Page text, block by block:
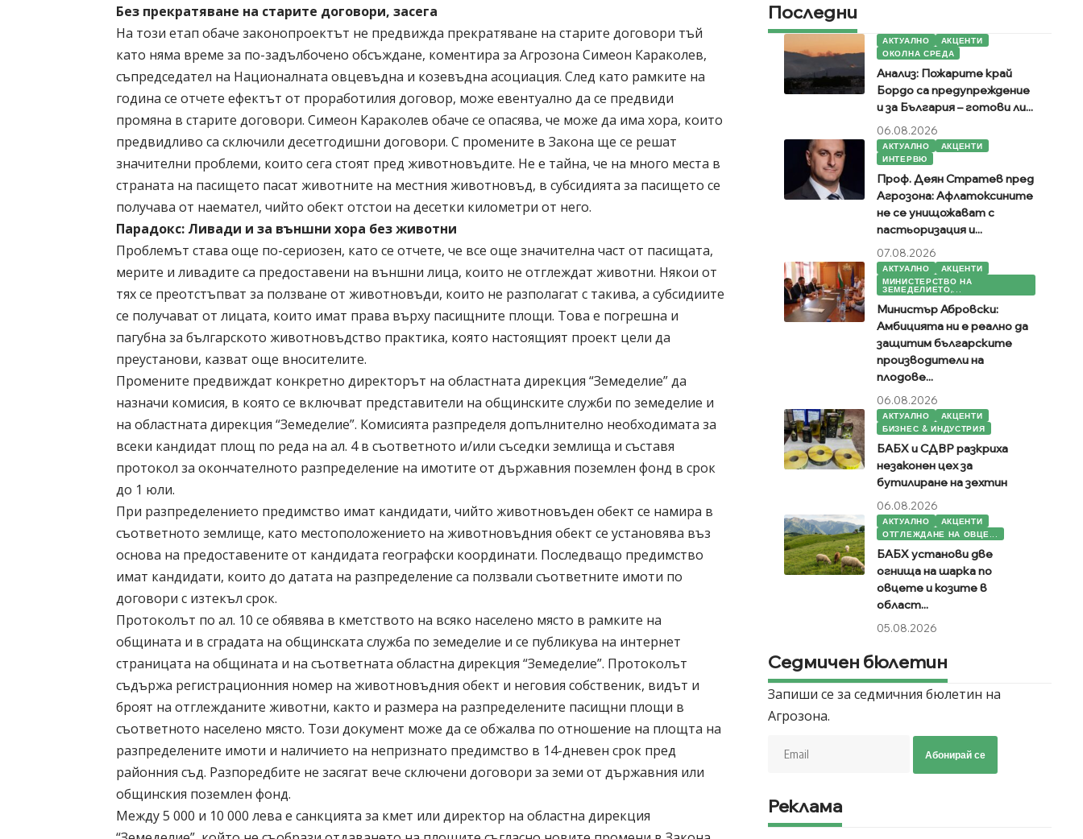
Без прекратяване на старите договори, засега
На този етап обаче законопроектът не предвижда прекратяване на старите договори тъй
като няма време за по-задълбочено обсъждане, коментира за Агрозона Симеон Караколев,
съпредседател на Националната овцевъдна и козевъдна асоциация. След като рамките на
година се отчете ефектът от проработилия договор, може евентуално да се предвиди
промяна в старите договори. Симеон Караколев обаче се опасява, че може да има хора, които
предвидливо са сключили десетгодишни договори. С промените в Закона ще се решат
значителни проблеми, които сега стоят пред животновъдите. Не е тайна, че на много места в
страната на пасището пасат животните на местния животновъд, в субсидията за пасището се
получава от наемател, чийто обект отстои на десетки километри от него.
Парадокс: Ливади и за външни хора без животни
Проблемът става още по-сериозен, като се отчете, че все още значителна част от пасищата,
мерите и ливадите са предоставени на външни лица, които не отглеждат животни. Някои от
тях се преотстъпват за ползване от животновъди, които не разполагат с такива, а субсидиите
се получават от лицата, които имат права върху пасищните площи. Това е погрешна и
пагубна за българското животновъдство практика, която настоящият проект цели да
преустанови, казват още вносителите.
Промените предвиждат конкретно директорът на областната дирекция “Земеделие” да
назначи комисия, в която се включват представители на общинските служби по земеделие и
на областната дирекция “Земеделие”. Комисията разпределя допълнително необходимата за
всеки кандидат площ по реда на ал. 4 в съответното и/или съседки землища и съставя
протокол за окончателното разпределение на имотите от държавния поземлен фонд в срок
до 1 юли.
При разпределението предимство имат кандидати, чийто животновъден обект се намира в
съответното землище, като местоположението на животновъдния обект се установява въз
основа на предоставените от кандидата географски координати. Последващо предимство
имат кандидати, които до датата на разпределение са ползвали съответните имоти по
договори с изтекъл срок.
Протоколът по ал. 10 се обявява в кметството на всяко населено място в рамките на
общината и в сградата на общинската служба по земеделие и се публикува на интернет
страницата на общината и на съответната областна дирекция “Земеделие”. Протоколът
съдържа регистрационния номер на животновъдния обект и неговия собственик, видът и
броят на отглежданите животни, както и размера на разпределените пасищни площи в
съответното населено място. Този документ може да се обжалва по отношение на площта на
разпределените имоти и наличието на непризнато предимство в 14-дневен срок пред
районния съд. Разпоредбите не засягат вече сключени договори за земи от държавния или
общинския поземлен фонд.
Между 5 000 и 10 000 лева е санкцията за кмет или директор на областна дирекция
Последни
АКТУАЛНО
АКЦЕНТИ
ОКОЛНА СРЕДА
Анализ: Пожарите край
Бордо са предупреждение
и за България – готови ли...
06.08.2026
АКТУАЛНО
АКЦЕНТИ
ИНТЕРВЮ
Проф. Деян Стратев пред
Агрозона: Афлатоксините
не се унищожават с
пастьоризация и...
07.08.2026
АКТУАЛНО
АКЦЕНТИ
МИНИСТЕРСТВО НА
ЗЕМЕДЕЛИЕТО,...
Министър Абровски:
Амбицията ни е реално да
защитим българските
производители на
плодове...
06.08.2026
АКТУАЛНО
АКЦЕНТИ
БИЗНЕС & ИНДУСТРИЯ
БАБХ и СДВР разкриха
незаконен цех за
бутилиране на зехтин
06.08.2026
АКТУАЛНО
АКЦЕНТИ
ОТГЛЕЖДАНЕ НА ОВЦЕ...
БАБХ установи две
огнища на шарка по
овцете и козите в
област...
05.08.2026
Седмичен бюлетин
Запиши се за седмичния бюлетин на
Агрозона.
Абонирай се
Реклама